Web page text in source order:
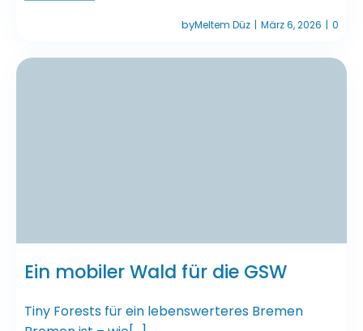
byMeltem Düz | März 6, 2026 | 0
Ein mobiler Wald für die GSW
Tiny Forests für ein lebenswerteres Bremen